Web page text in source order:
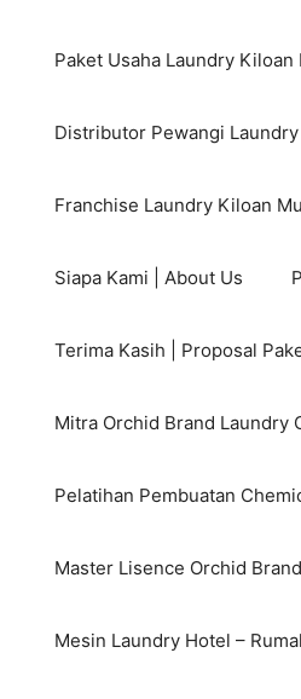
Paket Usaha Laundry
Distributor Pewangi
Franchise Laundry Kiloan
Siapa Kami | About Us
Terima Kasih | Proposal
Mitra Orchid Brand Laundry
Pelatihan Pembuatan
Master Lisence Orchid
Mesin Laundry Hotel –